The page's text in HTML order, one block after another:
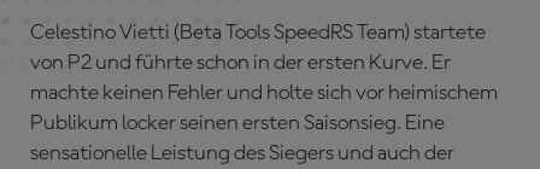
Celestino Vietti (Beta Tools SpeedRS Team) startete
von P2 und führte schon in der ersten Kurve. Er
machte keinen Fehler und holte sich vor heimischem
Publikum locker seinen ersten Saisonsieg. Eine
sensationelle Leistung des Siegers und auch der